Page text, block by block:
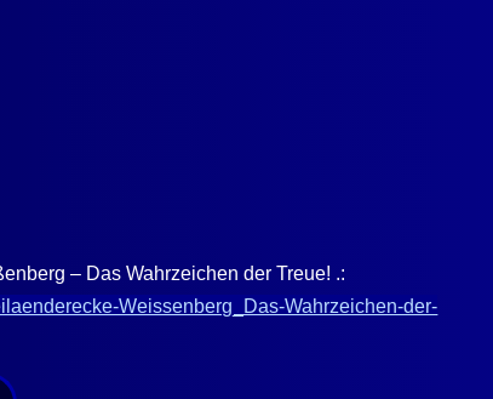
– Das Wahrzeichen der Treue! .:
Weissenberg_Das-Wahrzeichen-der-